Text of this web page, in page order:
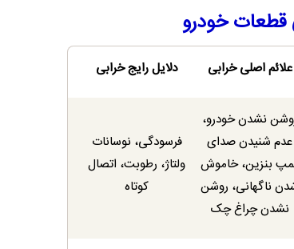
قطعات خودرو
علائم اصلی خرابی دلایل رایج خرابی
نشدن خودرو،
عدم شنیدن صدای
بنزین، خاموش
ناگهانی، روشن
نشدن چراغ چک
فرسودگی، نوسانات
ولتاژ، رطوبت، اتصال
کوتاه